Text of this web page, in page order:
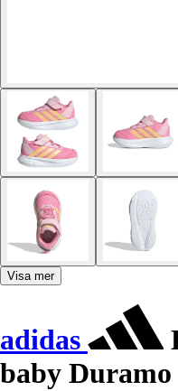
Visa mer
adidas
baby Duramo